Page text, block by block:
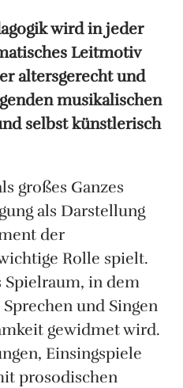
wird in jeder
Leitmotiv
altersgerecht und
musikalischen
selbst künstlerisch
großes Ganzes
als Darstellung
der
Rolle spielt.
Spielraum, in dem
und Singen
gewidmet wird.
Einsingspiele
prosodischen